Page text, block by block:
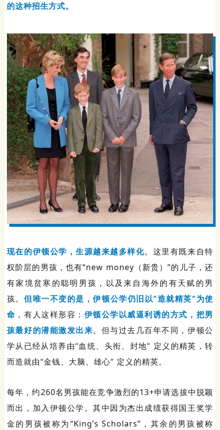
的这种招生方式。
现在的伊顿公学，生源越来越多样化。这里有既来自特
权阶层的男孩，也有“new money（新贵）”的儿子，还
有家境贫寒的聪明男孩，以及来自海外的有天赋的男
孩。但唯一不变的是，伊顿公学仍旧以“造就精英”为使
命 ，有人这样形容： 伊顿公学以威逼利诱的方式，把男
孩最好的潜能激发出来。 但与过去几百年不同，伊顿公
学从已经从培养由“血统、头衔、封地” 定义的精英，转
而造就由“金钱、大脑、雄心” 定义的精英。
每年，约260名男孩能在竞争激烈的13+申请选拔中脱颖
而出，加入伊顿公学。其中因为杰出成绩获得国王奖学
金的男孩被称为“King’s Scholars”，其余的男孩被称